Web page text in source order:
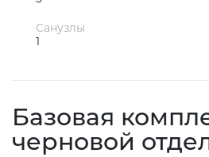
Санузлы
1
Базовая
черновой